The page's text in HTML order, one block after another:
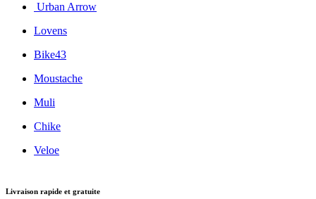
Urban Arrow
Lovens
Bike43
Moustache
Muli
Chike
Veloe
Livraison rapide et gratuite